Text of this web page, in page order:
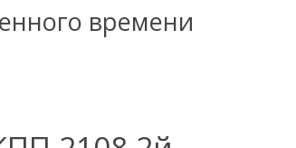
времени